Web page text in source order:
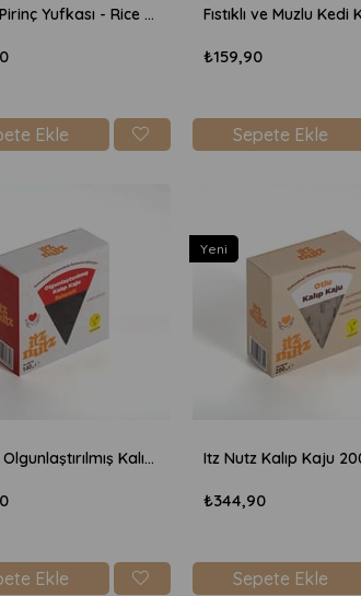
Kiyomi Pirinç Yufkası - Rice Paper 200gr
Ekle
₺159,90
Sepete Ekle
Itz Nutz Olgunlaştırılmış Kalıp Kaju 140gr - Baharatlı
Ekle
₺344,90
Sepete Ekle
Yeni